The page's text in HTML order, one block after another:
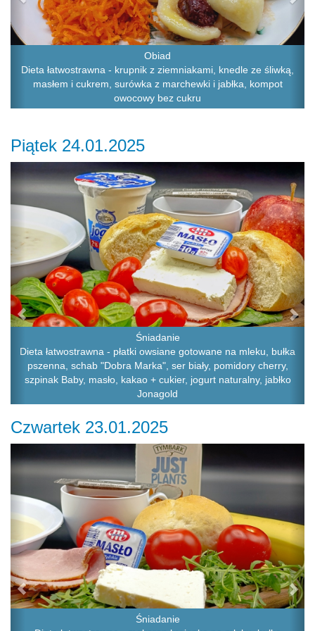
Obiad
Dieta łatwostrawna - krupnik z ziemniakami, knedle ze śliwką,
masłem i cukrem, surówka z marchewki i jabłka, kompot
owocowy bez cukru
Piątek 24.01.2025
Śniadanie
Dieta łatwostrawna - płatki owsiane gotowane na mleku, bułka
pszenna, schab "Dobra Marka", ser biały, pomidory cherry,
szpinak Baby, masło, kakao + cukier, jogurt naturalny, jabłko
Jonagold
Previous
Czwartek 23.01.2025
Śniadanie